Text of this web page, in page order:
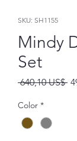
SKU: SH1155
Mindy
Set
640,10 US$
Color *